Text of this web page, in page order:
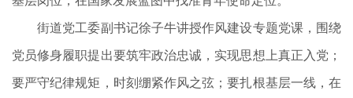
街道党工委副书记徐子牛讲授作风建设专题党课，围绕
党员修身履职提出要筑牢政治忠诚，实现思想上真正入党；
要严守纪律规矩，时刻绷紧作风之弦；要扎根基层一线，在